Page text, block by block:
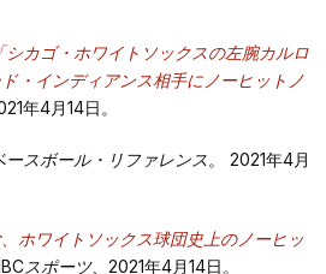
「シカゴ・ホワイトソックスの左腕カルロ
・インディアンス相手にノーヒットノ
年4月14日。
ースボール・リファレンス。 2021年4月
ホワイトソックス球団史上のノーヒッ
スポーツ、2021年4月14日。